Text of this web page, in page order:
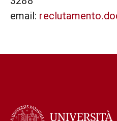
email: